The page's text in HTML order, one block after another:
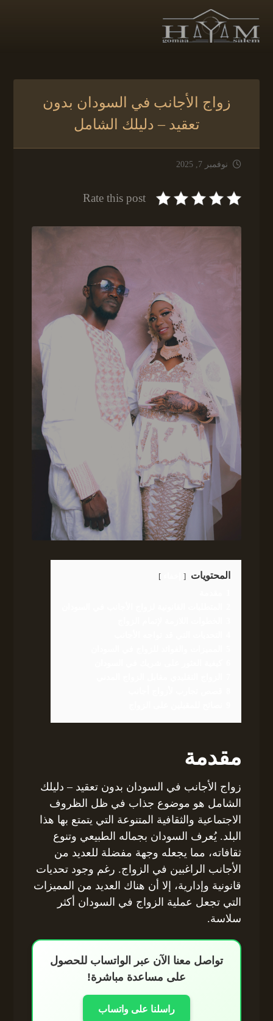
زواج الأجانب في السودان بدون
تعقيد – دليلك الشامل
نوفمبر 7, 2025
Rate this post
المحتويات
مقدمة
زواج الأجانب في السودان بدون تعقيد – دليلك
الشامل هو موضوع جذاب في ظل الظروف
الاجتماعية والثقافية المتنوعة التي يتمتع بها هذا
البلد. يُعرف السودان بجماله الطبيعي وتنوع
ثقافاته، مما يجعله وجهة مفضلة للعديد من
الأجانب الراغبين في الزواج. رغم وجود تحديات
قانونية وإدارية، إلا أن هناك العديد من المميزات
التي تجعل عملية الزواج في السودان أكثر
سلاسة.
تواصل معنا الآن عبر الواتساب للحصول
على مساعدة مباشرة!
راسلنا على واتساب